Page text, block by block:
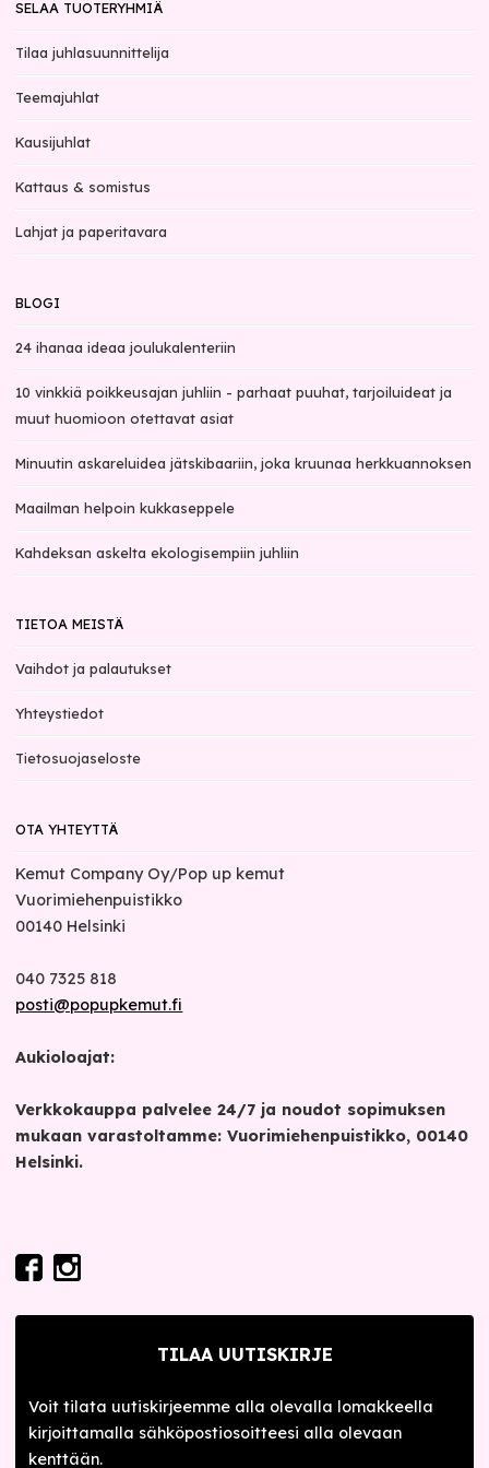
SELAA TUOTERYHMIÄ
Tilaa juhlasuunnittelija
Teemajuhlat
Kausijuhlat
Kattaus & somistus
Lahjat ja paperitavara
BLOGI
24 ihanaa ideaa joulukalenteriin
10 vinkkiä poikkeusajan juhliin - parhaat puuhat, tarjoiluideat ja
muut huomioon otettavat asiat
Minuutin askareluidea jätskibaariin, joka kruunaa herkkuannoksen
Maailman helpoin kukkaseppele
Kahdeksan askelta ekologisempiin juhliin
TIETOA MEISTÄ
Vaihdot ja palautukset
Yhteystiedot
Tietosuojaseloste
OTA YHTEYTTÄ
Kemut Company Oy/Pop up kemut
Vuorimiehenpuistikko
00140 Helsinki
040 7325 818
posti@popupkemut.fi
Aukioloajat:
Verkkokauppa palvelee 24/7 ja noudot sopimuksen
mukaan varastoltamme: Vuorimiehenpuistikko, 00140
Helsinki.
TILAA UUTISKIRJE
Voit tilata uutiskirjeemme alla olevalla lomakkeella
kirjoittamalla sähköpostiosoitteesi alla olevaan
kenttään.